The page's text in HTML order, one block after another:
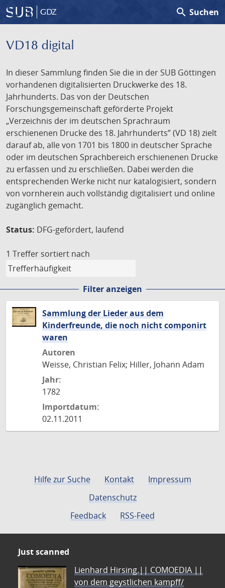
GDZ search Suchen
VD18 digital
In dieser Sammlung finden Sie die in der SUB Göttingen
vorhandenen digitalisierten Druckwerke des 18.
Jahrhunderts. Das von der Deutschen
Forschungsgemeinschaft geförderte Projekt
„Verzeichnis der im deutschen Sprachraum
erschienenen Drucke des 18. Jahrhunderts” (VD 18) zielt
darauf ab, alle von 1701 bis 1800 in deutscher Sprache
oder im deutschen Sprachbereich erschienenen Drucke
zu erfassen und zu erschließen. Dabei werden die
entsprechenden Werke nicht nur katalogisiert, sondern
von vornherein auch vollständig digitalisiert und online
zugänglich gemacht.
Status: DFG-gefördert, laufend
1 Treffer sortiert nach
Filter anzeigen
Sammlung der Lieder aus dem
Kinderfreunde, die noch nicht componirt
waren
Autoren
Weisse, Christian Felix; Hiller, Johann Adam
Jahr:
1782
Importdatum:
02.11.2011
Hilfe zur Suche Kontakt
Impressum
Datenschutz
Feedback
RSS-Feed
Just scanned
Lienhard Hirsing.|| COMOEDIA ||
von dem geystlichen kampff/